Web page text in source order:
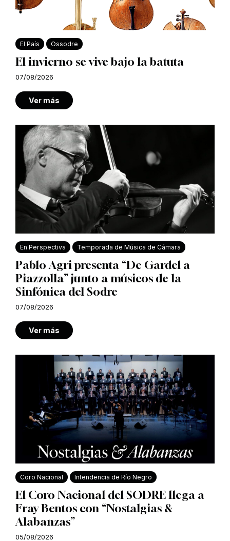
El País Ossodre
El invierno se vive bajo la batuta
07/08/2026
Ver más
En Perspectiva Temporada de Música de Cámara
Pablo Agri presenta “De Gardel a
Piazzolla” junto a músicos de la
Sinfónica del Sodre
07/08/2026
Ver más
Coro Nacional Intendencia de Río Negro
El Coro Nacional del SODRE llega a
Fray Bentos con “Nostalgias &
Alabanzas”
05/08/2026